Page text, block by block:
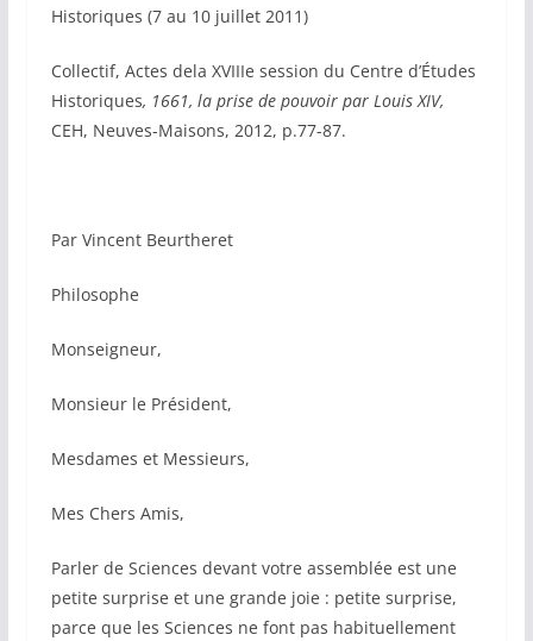
Historiques (7 au 10 juillet 2011)
Collectif, Actes dela XVIIIe session du Centre d’Études
Historiques, 1661, la prise de pouvoir par Louis XIV,
CEH, Neuves-Maisons, 2012, p.77-87.
Par Vincent Beurtheret
Philosophe
Monseigneur,
Monsieur le Président,
Mesdames et Messieurs,
Mes Chers Amis,
Parler de Sciences devant votre assemblée est une
petite surprise et une grande joie : petite surprise,
parce que les Sciences ne font pas habituellement